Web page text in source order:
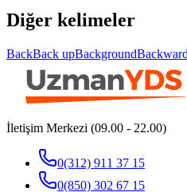
Diğer kelimeler
BackBack upBackground
İletişim Merkezi (09.00 - 22.00)
0(312) 911 37 15
0(850) 302 67 15